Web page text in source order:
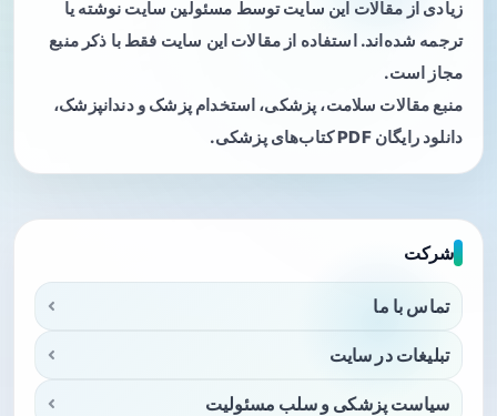
زیادی از مقالات این سایت توسط مسئولین سایت نوشته یا
ترجمه شده‌اند. استفاده از مقالات این سایت فقط با ذکر منبع
مجاز است.
منبع مقالات سلامت، پزشکی، استخدام پزشک و دندانپزشک،
دانلود رایگان PDF کتاب‌های پزشکی.
شرکت
تماس با ما
تبلیغات در سایت
سیاست پزشکی و سلب مسئولیت